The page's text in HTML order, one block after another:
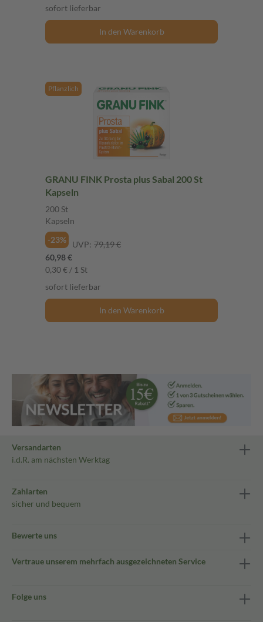
sofort lieferbar
In den Warenkorb
Pflanzlich
GRANU FINK Prosta plus Sabal 200 St
Kapseln
200 St
Kapseln
-23%
UVP: 79,19 €
60,98 €
0,30 € / 1 St
sofort lieferbar
In den Warenkorb
Versandarten
i.d.R. am nächsten Werktag
Zahlarten
sicher und bequem
Bewerte uns
Vertraue unserem mehrfach ausgezeichneten Service
Folge uns